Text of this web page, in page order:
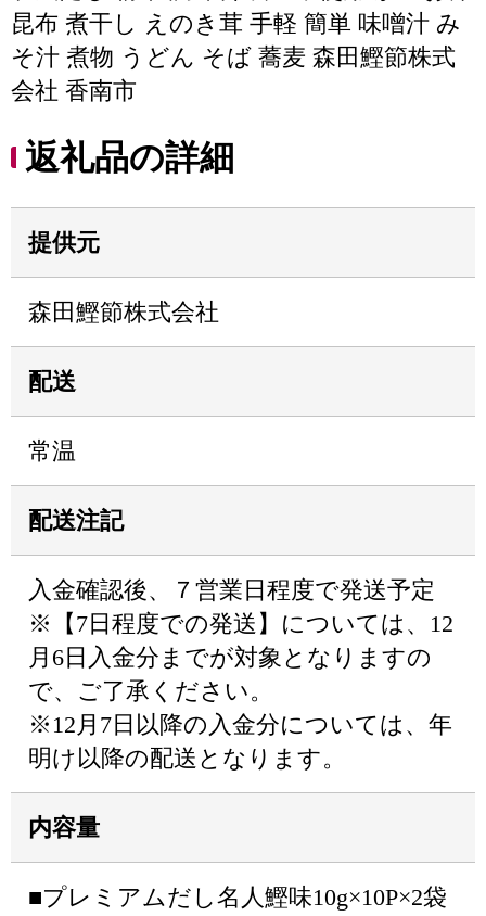
昆布 煮干し えのき茸 手軽 簡単 味噌汁 み
そ汁 煮物 うどん そば 蕎麦 森田鰹節株式
会社 香南市
返礼品の詳細
提供元
森田鰹節株式会社
配送
常温
配送注記
入金確認後、７営業日程度で発送予定
※【7日程度での発送】については、12
月6日入金分までが対象となりますの
で、ご了承ください。
※12月7日以降の入金分については、年
明け以降の配送となります。
内容量
■プレミアムだし名人鰹味10g×10P×2袋